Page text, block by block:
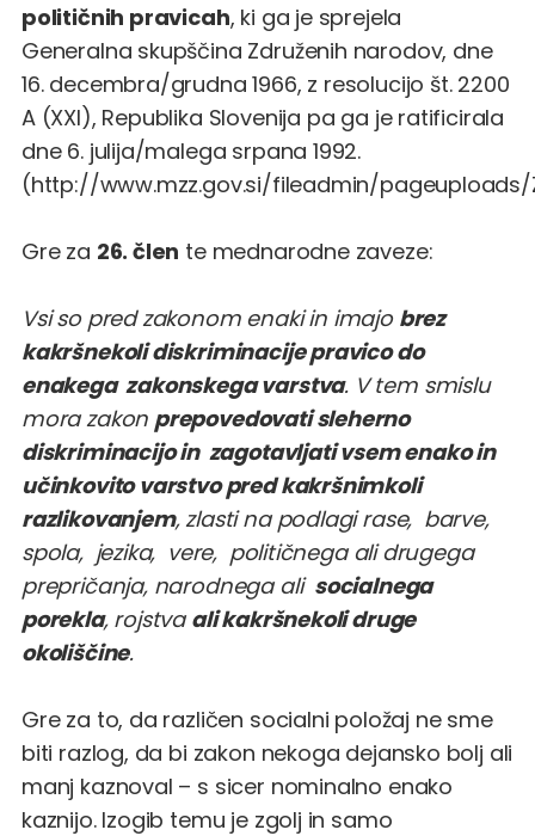
političnih pravicah, ki ga je sprejela
Generalna skupščina Združenih narodov, dne
16. decembra/grudna 1966, z resolucijo št. 2200
A (XXI), Republika Slovenija pa ga je ratificirala
dne 6. julija/malega srpana 1992.
(http://www.mzz.gov.si/fileadmin/
Gre za 26. člen te mednarodne zaveze:
Vsi so pred zakonom enaki in imajo brez
kakršnekoli diskriminacije pravico do
enakega zakonskega varstva. V tem smislu
mora zakon prepovedovati sleherno
diskriminacijo in zagotavljati vsem enako in
učinkovito varstvo pred kakršnimkoli
razlikovanjem, zlasti na podlagi rase, barve,
spola, jezika, vere, političnega ali drugega
prepričanja, narodnega ali socialnega
porekla, rojstvaali kakršnekoli druge
okoliščine.
Gre za to, da različen socialni položaj ne sme
biti razlog, da bi zakon nekoga dejansko bolj ali
manj kaznoval – s sicer nominalno enako
kaznijo. Izogib temu je zgolj in samo